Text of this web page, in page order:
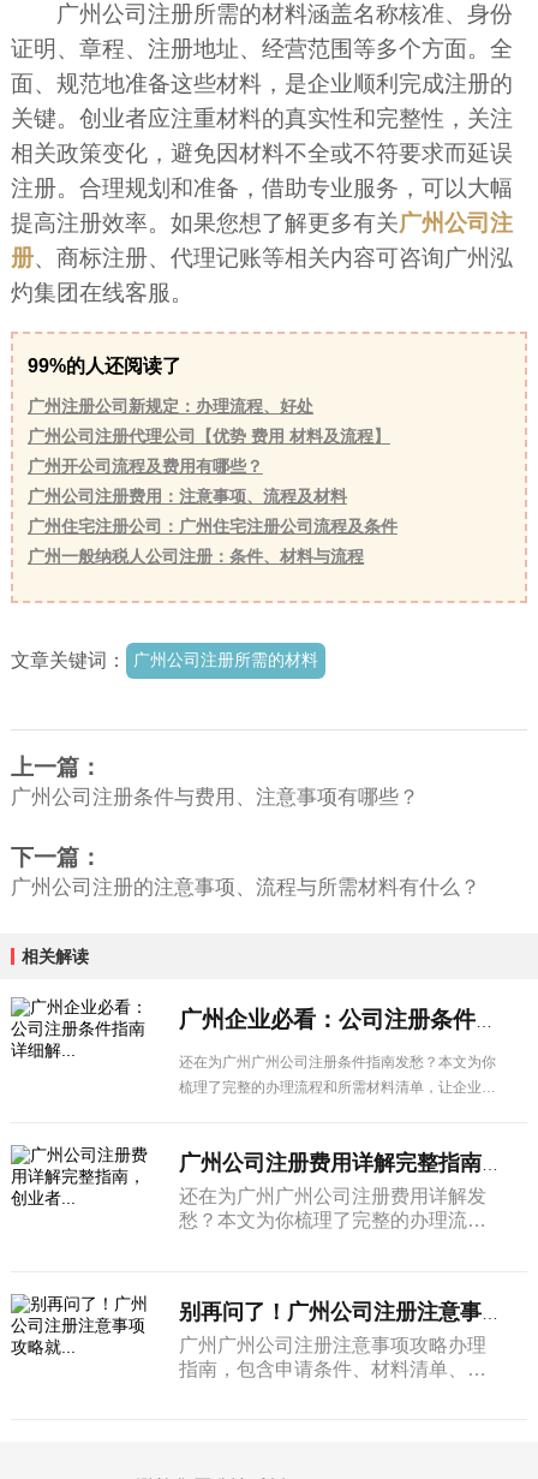
广州公司注册所需的材料涵盖名称核准、身份
证明、章程、注册地址、经营范围等多个方面。全
面、规范地准备这些材料，是企业顺利完成注册的
关键。创业者应注重材料的真实性和完整性，关注
相关政策变化，避免因材料不全或不符要求而延误
注册。合理规划和准备，借助专业服务，可以大幅
提高注册效率。如果您想了解更多有关广州公司注
册、商标注册、代理记账等相关内容可咨询广州泓
灼集团在线客服。
99%的人还阅读了
广州注册公司新规定：办理流程、好处
广州公司注册代理公司【优势 费用 材料及流程】
广州开公司流程及费用有哪些？
广州公司注册费用：注意事项、流程及材料
广州住宅注册公司：广州住宅注册公司流程及条件
广州一般纳税人公司注册：条件、材料与流程
文章关键词： 广州公司注册所需的材料
上一篇：
广州公司注册条件与费用、注意事项有哪些？
下一篇：
广州公司注册的注意事项、流程与所需材料有什么？
相关解读
广州企业必看：公司注册条件指南详细解...
还在为广州广州公司注册条件指南发愁？本文为你
梳理了完整的办理流程和所需材料清单，让企业办
广州公司注册费用详解完整指南，创业者...
还在为广州广州公司注册费用详解发
愁？本文为你梳理了完整的办理流程
广州广州公司注册注意事项攻略办理
指南，包含申请条件、材料清单、办